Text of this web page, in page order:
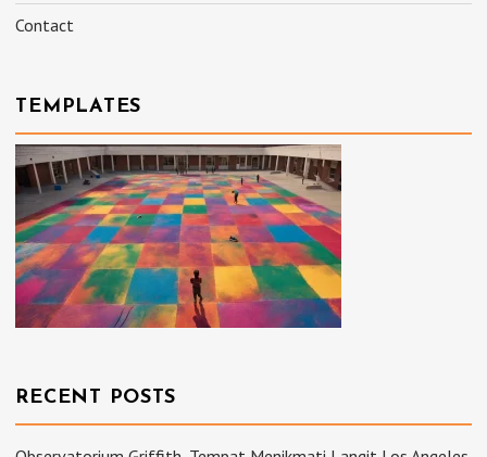
Contact
TEMPLATES
RECENT POSTS